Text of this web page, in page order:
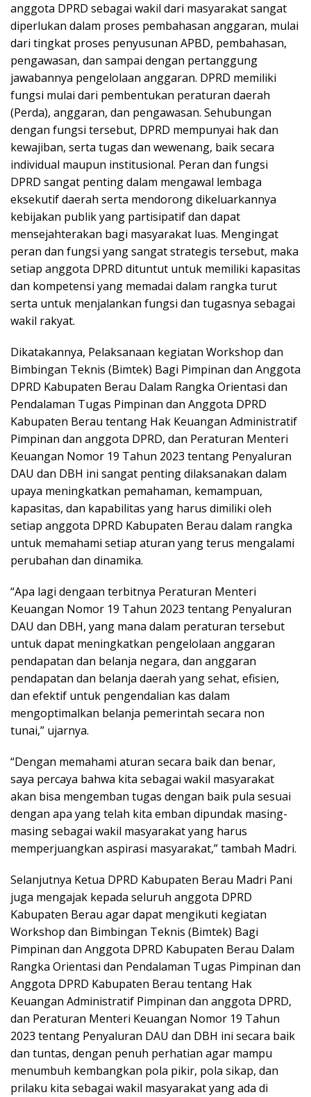
anggota DPRD sebagai wakil dari masyarakat sangat
diperlukan dalam proses pembahasan anggaran, mulai
dari tingkat proses penyusunan APBD, pembahasan,
pengawasan, dan sampai dengan pertanggung
jawabannya pengelolaan anggaran. DPRD memiliki
fungsi mulai dari pembentukan peraturan daerah
(Perda), anggaran, dan pengawasan. Sehubungan
dengan fungsi tersebut, DPRD mempunyai hak dan
kewajiban, serta tugas dan wewenang, baik secara
individual maupun institusional. Peran dan fungsi
DPRD sangat penting dalam mengawal lembaga
eksekutif daerah serta mendorong dikeluarkannya
kebijakan publik yang partisipatif dan dapat
mensejahterakan bagi masyarakat luas. Mengingat
peran dan fungsi yang sangat strategis tersebut, maka
setiap anggota DPRD dituntut untuk memiliki kapasitas
dan kompetensi yang memadai dalam rangka turut
serta untuk menjalankan fungsi dan tugasnya sebagai
wakil rakyat.
Dikatakannya, Pelaksanaan kegiatan Workshop dan
Bimbingan Teknis (Bimtek) Bagi Pimpinan dan Anggota
DPRD Kabupaten Berau Dalam Rangka Orientasi dan
Pendalaman Tugas Pimpinan dan Anggota DPRD
Kabupaten Berau tentang Hak Keuangan Administratif
Pimpinan dan anggota DPRD, dan Peraturan Menteri
Keuangan Nomor 19 Tahun 2023 tentang Penyaluran
DAU dan DBH ini sangat penting dilaksanakan dalam
upaya meningkatkan pemahaman, kemampuan,
kapasitas, dan kapabilitas yang harus dimiliki oleh
setiap anggota DPRD Kabupaten Berau dalam rangka
untuk memahami setiap aturan yang terus mengalami
perubahan dan dinamika.
“Apa lagi dengaan terbitnya Peraturan Menteri
Keuangan Nomor 19 Tahun 2023 tentang Penyaluran
DAU dan DBH, yang mana dalam peraturan tersebut
untuk dapat meningkatkan pengelolaan anggaran
pendapatan dan belanja negara, dan anggaran
pendapatan dan belanja daerah yang sehat, efisien,
dan efektif untuk pengendalian kas dalam
mengoptimalkan belanja pemerintah secara non
tunai,” ujarnya.
“Dengan memahami aturan secara baik dan benar,
saya percaya bahwa kita sebagai wakil masyarakat
akan bisa mengemban tugas dengan baik pula sesuai
dengan apa yang telah kita emban dipundak masing-
masing sebagai wakil masyarakat yang harus
memperjuangkan aspirasi masyarakat,” tambah Madri.
Selanjutnya Ketua DPRD Kabupaten Berau Madri Pani
juga mengajak kepada seluruh anggota DPRD
Kabupaten Berau agar dapat mengikuti kegiatan
Workshop dan Bimbingan Teknis (Bimtek) Bagi
Pimpinan dan Anggota DPRD Kabupaten Berau Dalam
Rangka Orientasi dan Pendalaman Tugas Pimpinan dan
Anggota DPRD Kabupaten Berau tentang Hak
Keuangan Administratif Pimpinan dan anggota DPRD,
dan Peraturan Menteri Keuangan Nomor 19 Tahun
2023 tentang Penyaluran DAU dan DBH ini secara baik
dan tuntas, dengan penuh perhatian agar mampu
menumbuh kembangkan pola pikir, pola sikap, dan
prilaku kita sebagai wakil masyarakat yang ada di